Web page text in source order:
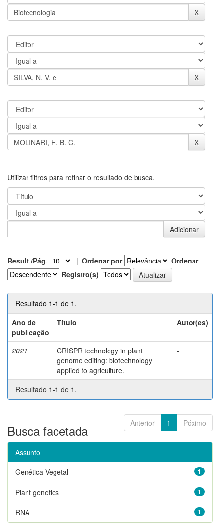
Utilizar filtros para refinar o resultado de busca.
Result./Pág. | Ordenar por
Ordenar
Registro(s)
Resultado 1-1 de 1.
Ano de
publicação
Título Autor(es)
2021
CRISPR technology in plant
genome editing: biotechnology
applied to agriculture.
-
Resultado 1-1 de 1.
Anterior 1 Póximo
Busca facetada
Assunto
1
Genética Vegetal
1
Plant genetics
1
RNA